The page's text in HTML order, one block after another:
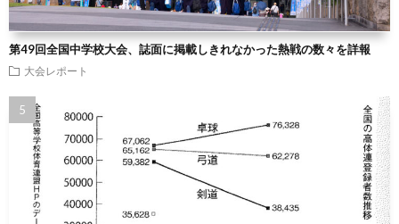
第49回全国中学校大会、誌面に掲載しきれなかった熱戦の数々を詳報
大会レポート